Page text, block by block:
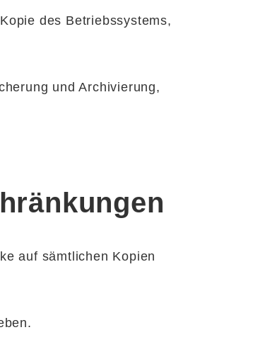
des Betriebssystems,
und Archivierung,
auf sämtlichen Kopien